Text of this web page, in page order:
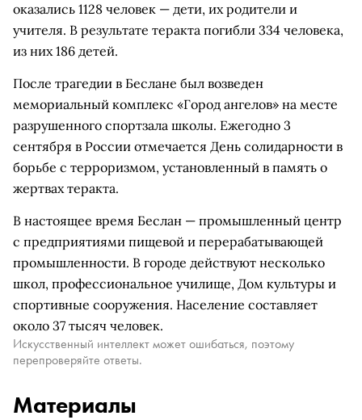
оказались 1128 человек — дети, их родители и
учителя. В результате теракта погибли 334 человека,
из них 186 детей.
После трагедии в Беслане был возведен
мемориальный комплекс «Город ангелов» на месте
разрушенного спортзала школы. Ежегодно 3
сентября в России отмечается День солидарности в
борьбе с терроризмом, установленный в память о
жертвах теракта.
В настоящее время Беслан — промышленный центр
с предприятиями пищевой и перерабатывающей
промышленности. В городе действуют несколько
школ, профессиональное училище, Дом культуры и
спортивные сооружения. Население составляет
около 37 тысяч человек.
Искусственный интеллект может ошибаться, поэтому
перепроверяйте ответы.
Материалы